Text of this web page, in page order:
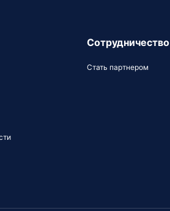
Сотрудничество
Стать партнером